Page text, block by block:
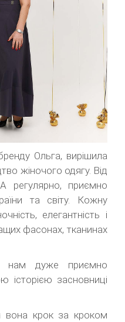
Ольга, вирішила
жіночого одягу. Від
регулярно, приємно
та світу. Кожну
елегантність і
фасонах, тканинах
нам дуже приємно
історією засновниці
вона крок за кроком